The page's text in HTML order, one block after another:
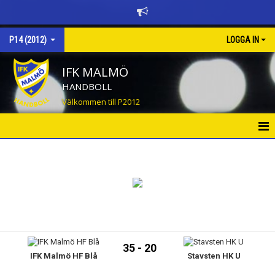
P14 (2012) LOGGA IN
IFK MALMÖ
HANDBOLL
Välkommen till P2012
TRUPPENIFK Malmö HF Blå
35 - 20
Stavsten HK U